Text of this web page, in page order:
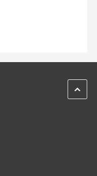
kartě
na nové kartě
ZPĚT